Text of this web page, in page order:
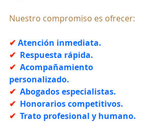
Nuestro compromiso es ofrecer:
✔ Atención inmediata.
✔ Respuesta rápida.
✔ Acompañamiento
personalizado.
✔ Abogados especialistas.
✔ Honorarios competitivos.
✔ Trato profesional y humano.